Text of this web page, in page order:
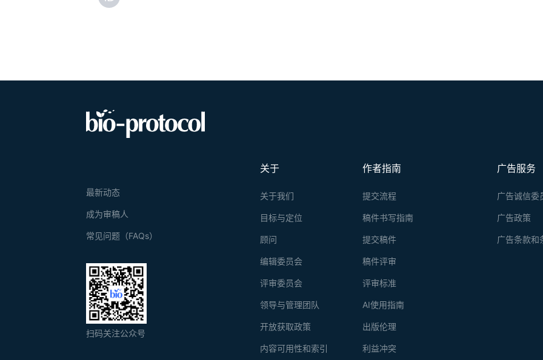
广告服务
广告诚信委
广告政策
广告条款和
作者指南
提交流程
稿件书写指南
提交稿件
稿件评审
评审标准
AI使用指南
出版伦理
利益冲突
关于
关于我们
目标与定位
顾问
编辑委员会
评审委员会
领导与管理团队
开放获取政策
内容可用性和索引
最新动态
成为审稿人
常见问题（FAQs）
扫码关注公众号